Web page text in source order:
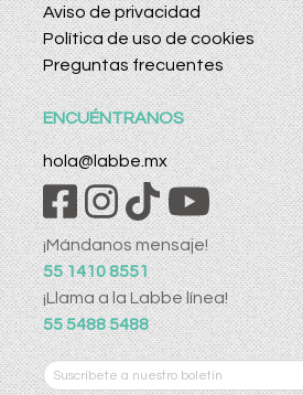
Aviso de privacidad
Política de uso de cookies
Preguntas frecuentes
ENCUÉNTRANOS
hola@labbe.mx
¡Mándanos mensaje!
55 1410 8551
¡Llama a la Labbe línea!
55 5488 5488